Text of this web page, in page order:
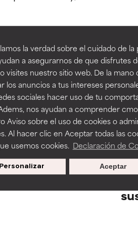
la verdad sobre el cuidado de
a asegurarnos de que disfrutes
visites nuestro sitio web. De la
los anuncios a tus intereses
sociales hacer uso de tu
nos ayudan a comprender
Aviso sobre el uso de cookies o
Al hacer clic en Aceptar todas las
usemos cookies. Declaración de
Personalizar Aceptar
BACK TO
to assess ingredients in this
tan beneficiosos como los de la
la estabilidad o la absorción de una
ciertas limitaciones en cuanto a su
básicos o que no cuentan con
algunos beneficios se
efectos adversos como
se utiliza en altas concentraciones
tan beneficiosos como los de la
la estabilidad o la absorción de una
ciertas limitaciones en cuanto a su
básicos o que no cuentan con
algunos beneficios se
efectos adversos como
se utiliza en altas concentraciones